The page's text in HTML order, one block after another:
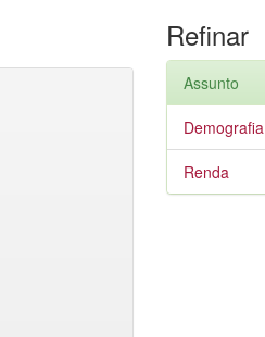
Refinar
Assunto
Demografia
Renda